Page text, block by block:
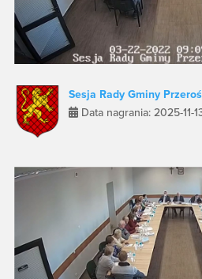
Sesja Rady Gminy
Data nagrania: 2025-